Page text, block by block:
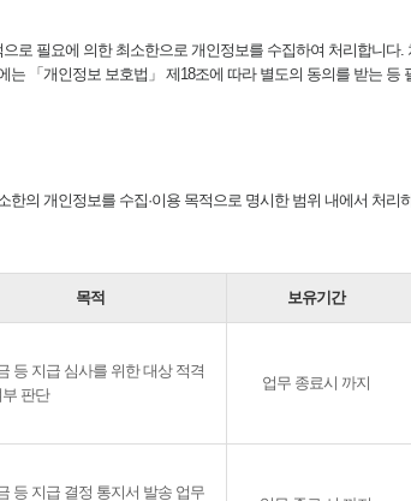
로 필요에 의한 최소한으로 개인정보를 수집하여 처리합니다.
「개인정보 보호법」 제18조에 따라 별도의 동의를 받는 등
의 개인정보를 수집·이용 목적으로 명시한 범위 내에서 처리
목적 보유기간
등 지급 심사를 위한 대상 적격
부 판단
업무 종료시 까지
등 지급 결정 통지서 발송 업무